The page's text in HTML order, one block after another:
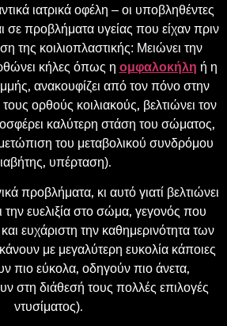
ιατρικά οφέλη – οι υποβληθέντες
σε προβλήματα υγείας που είχαν πριν
της κοιλιοπλαστικής: Μειώνει την
κήλες όπως η ομφαλοκήλη ή η
ανακουφίζει από τον πόνο στην
ορθούς κοιλιακούς, βελτιώνει τον
καλύτερη στάση του σώματος,
του μεταβολικού συνδρόμου
υπέρταση).
προβλήματα, κι αυτό γιατί βελτιώνει
την ευελιξία στο σώμα, γεγονός που
ευχάριστη την καθημερινότητα των
με μεγαλύτερη ευκολία κάποιες
πιο εύκολα, οδηγούν πιο άνετα,
στη διάθεσή τους πολλές επιλογές
ντυσίματος).